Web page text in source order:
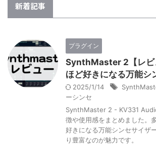
新着記事
プラグイン
SynthMaster 2【レビ
ほど好きになる万能シ
2025/1/14
ーシンセ
SynthMaster 2 - KV331
徴や使用感をまとめました。
好きになる万能シンセサイザ
り豊富なのが魅力です。